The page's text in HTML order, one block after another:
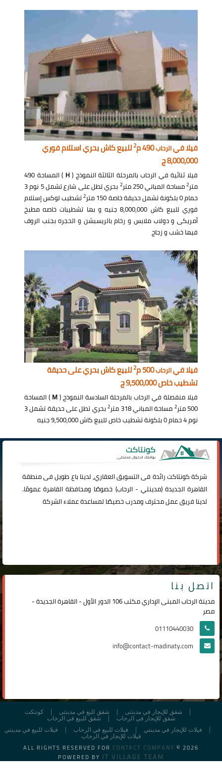
فيلا فيالرحاب490 م 2للبيع كاش بحري استلام فوري
8,000,000 ج
فيلا ثنائية في الرحاب بالمرحلة الثالثة النموذج (H
) المساحة 490
متر2مساحة المباني 250 متر 2
بحري تطل على شارع تشمل 5 نوم 3
حمام 0 بلكونة تشمل حديقة خاصة 150 متر
2تشطيب لوكس إستلام
فوري للبيع كاش 8,000,000 جنيه و بها تشطيبات خاصه مطبخ
أمريكى و دولاب ملابس و رخام بالريسبشن و الحجره بجنب الروف
فيها خشب و زجاج
فيلا فيالرحاب500 م 2للبيع كاش بحري على حديقة
تشطيب خاص 9,500,000 ج
فيلا منفصلة في الرحاب بالمرحلة السادسة النموذج (M ) المساحة
500 متر
2 مساحة المباني 318 متر 2
بحري تطل على حديقة تشمل 3
نوم 4 حمام 0 بلكونة تشطيب خاص للبيع كاش 9,500,000 جنيه
شركةكونتاكترائدة فى التسويق العقاري، لدينا باع طويل فى منطقة
القاهرة الجديدة (مدينتي -الرحاب) خصوصًا ومحافظة القاهرة عمومًا.
لدينا فريق عمل محترف ومدرب خصيصًا لمساعدة عملاء الشركة
اتصل بنا
مدينة الرحاب المبنى الإداري مكتب 106 الدور الأول - القاهرة الجديدة -
مصر
01110440030
info@contact-madinaty.com
كونتكت شقق لليع في مدينتى
شقق للإيجار في مدينتى
شقق للبيع في الرحاب
شقق للإيجار في الرحاب
فيلات للبيع في مدينتي
فيلات للبيع في الرحاب
فيلات للإيجار في مدينتي
فيلات للإيجار في الرحاب
ALL RIGHTS RESERVED FOR CONTACT COMPANY © 2026
POWERED BY IT VILLAGE TEAM